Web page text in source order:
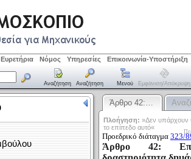
Ευρετήρια Νόμος Υπηρεσίες Επικοινωνία-Υποστήριξη
Αναζήτηση Αναζήτηση Μενού Εμφάνιση/απόκρυψη
Άρθρο 42:…